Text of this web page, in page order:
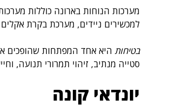
מערכות הנוחות בארונה כוללות
למכשירים ניידים, מערכת בקרת אקלים
בטיחות היא אחד המפתחות שהופכים
סטייה מנתיב, זיהוי תמרורי תנועה,
יונדאי קונה